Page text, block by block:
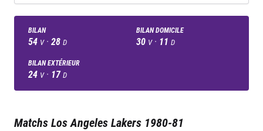
BILAN
54 V · 28 D
BILAN DOMICILE
30 V · 11 D
BILAN EXTÉRIEUR
24 V · 17 D
MatchsLos Angeles Lakers 1980-81